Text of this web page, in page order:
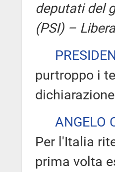
deputati del
(PSI) –
purtroppo i
ANGELO
Per l'Italia
prima volta